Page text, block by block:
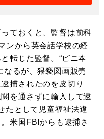
ておくと、監督は前科
ンから英会話学校の経
転じた監督。“ビニ本
なるが、猥褻図画販売
捕されたのを皮切り
を通さずに輸入して逮
たとして児童福祉法違
米国FBIからも逮捕さ